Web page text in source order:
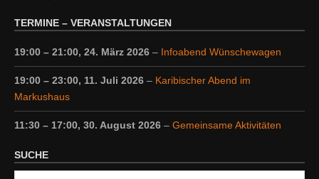
TERMINE – VERANSTALTUNGEN
19:00 – 21:00, 24. März 2026 – Infoabend Wünschewagen
19:00 – 23:00, 11. Juli 2026 – Karibischer Abend im
Markushaus
11:30 – 17:00, 30. August 2026 – Gemeinsame Aktivitäten
SUCHE